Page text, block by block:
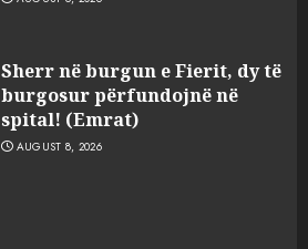
Sherr në burgun e Fierit, dy të
burgosur përfundojnë në
spital! (Emrat)
AUGUST 8, 2026